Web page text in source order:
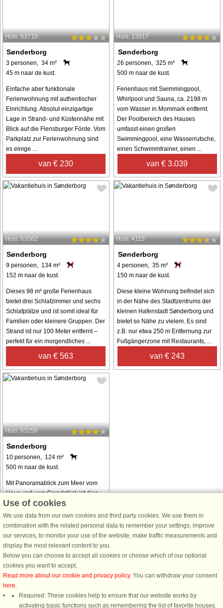
Huis: 63710
Sønderborg
3 personen, 34 m²
45 m naar de kust.
Einfache aber funktionale
Ferienwohnung mit authentischer
Einrichtung. Absolut einzigartige
Lage in Strand- und Küstennähe mit
Blick auf die Flensburger Förde. Vom
Parkplatz zur Ferienwohnung sind
es einige ...
van € 230
Huis: 13517
Sønderborg
26 personen, 325 m²
500 m naar de kust.
Ferienhaus mit Swimmingpool,
Whirlpool und Sauna, ca. 2198 m
vom Wasser in Mommark entfernt.
Der Poolbereich des Hauses
umfasst einen großen
Swimmingpool, eine Wasserrutsche,
einen Schwimmtrainer, einen ...
van € 3.039
Huis: 63562
Sønderborg
9 personen, 134 m²
152 m naar de kust.
Dieses 98 m² große Ferienhaus
bietet drei Schlafzimmer und sechs
Schlafplätze und ist somit ideal für
Familien oder kleinere Gruppen. Der
Strand ist nur 100 Meter entfernt –
perfekt für ein morgendliches ...
van € 563
Huis: 4115
Sønderborg
4 personen, 35 m²
150 m naar de kust.
Diese kleine Wohnung befindet sich
in der Nähe des Stadtzentrums der
kleinen Hafenstadt Sønderborg und
bietet so Nähe zu vielem. Es sind
z.B. nur etwa 250 m Entfernung zur
Fußgängerzone mit Restaurants, ...
van € 243
Huis: 63258
Sønderborg
10 personen, 124 m²
500 m naar de kust.
Mit Panoramablick zum Meer vom
Haus und vom Grundstück ist dies
der perfekte Ausgangspunkt für
einen erholsamen Urlaub in der
Natur. Das Haus liegt in einer
ruhigen Gegend nahe der Küste und
der offenen ...
van € 503
Allevakantiewoningen in de omgeving
Use of cookies
We use data from our own cookies and third party cookies. We use them in
combination with the related personal data to remember your settings, improve
our services, to monitor your use of the website, make traffic measurements and
display the most relevant content to you.
Below you can choose to accept all cookies or choose which of our optional
cookies you want to accept.
Read more about our cookie and privacy policy. You can withdraw your consent
here.
Required: These cookies help to ensure that our website works by
activating basic functions such as remembering the list of favorite houses.